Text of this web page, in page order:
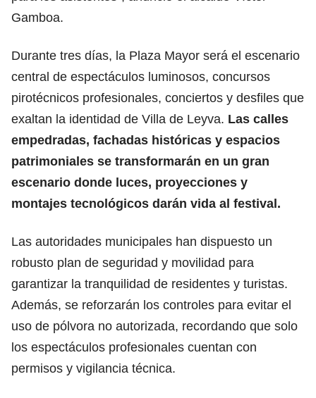
Gamboa.
Durante tres días, la Plaza Mayor será el escenario
central de espectáculos luminosos, concursos
pirotécnicos profesionales, conciertos y desfiles que
exaltan la identidad de Villa de Leyva. Las calles
empedradas, fachadas históricas y espacios
patrimoniales se transformarán en un gran
escenario donde luces, proyecciones y
montajes tecnológicos darán vida al festival.
Las autoridades municipales han dispuesto un
robusto plan de seguridad y movilidad para
garantizar la tranquilidad de residentes y turistas.
Además, se reforzarán los controles para evitar el
uso de pólvora no autorizada, recordando que solo
los espectáculos profesionales cuentan con
permisos y vigilancia técnica.